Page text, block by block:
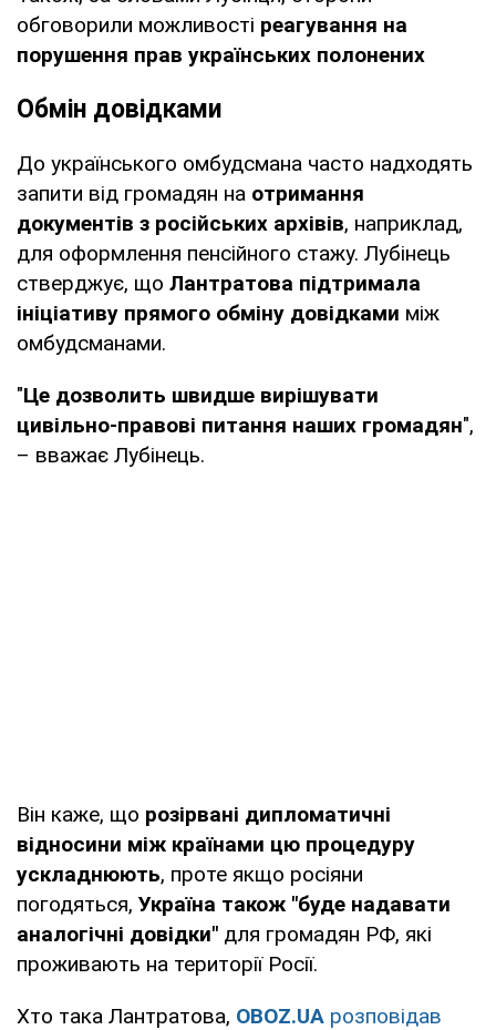
обговорили можливості реагування на
порушення прав українських полонених
Обмін довідками
До українського омбудсмана часто надходять
запити від громадян на отримання
документів з російських архівів, наприклад,
для оформлення пенсійного стажу. Лубінець
стверджує, що Лантратова підтримала
ініціативу прямого обміну довідками між
омбудсманами.
"Це дозволить швидше вирішувати
цивільно-правові питання наших громадян",
– вважає Лубінець.
Він каже, що розірвані дипломатичні
відносини між країнами цю процедуру
ускладнюють, проте якщо росіяни
погодяться, Україна також "буде надавати
аналогічні довідки" для громадян РФ, які
проживають на території Росії.
Хто така Лантратова, OBOZ.UA розповідав